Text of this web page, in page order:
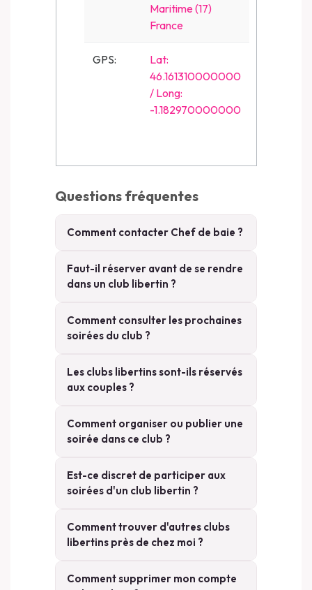
Maritime (17)
France
GPS:
Lat:
46.161310000000
/ Long:
-1.182970000000
Questions fréquentes
Comment contacter Chef de baie ?
Faut-il réserver avant de se rendre
dans un club libertin ?
Comment consulter les prochaines
soirées du club ?
Les clubs libertins sont-ils réservés
aux couples ?
Comment organiser ou publier une
soirée dans ce club ?
Est-ce discret de participer aux
soirées d'un club libertin ?
Comment trouver d'autres clubs
libertins près de chez moi ?
Comment supprimer mon compte